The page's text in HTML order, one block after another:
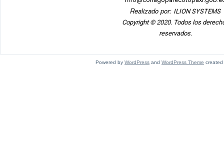
Realizado por: ILION SYSTEMS
Copyright © 2020. Todos los
reservados.
Powered by WordPress and WordPress Theme created